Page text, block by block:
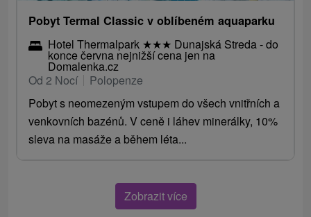
Pobyt Termal Classic v oblíbeném aquaparku
Hotel Thermalpark ★★★ Dunajská Streda - do
konce června nejnižší cena jen na
Domalenka.cz
Od 2 Nocí
Polopenze
Pobyt s neomezeným vstupem do všech vnitřních a
venkovních bazénů. V ceně i láhev minerálky, 10%
sleva na masáže a během léta...
Zobrazit více